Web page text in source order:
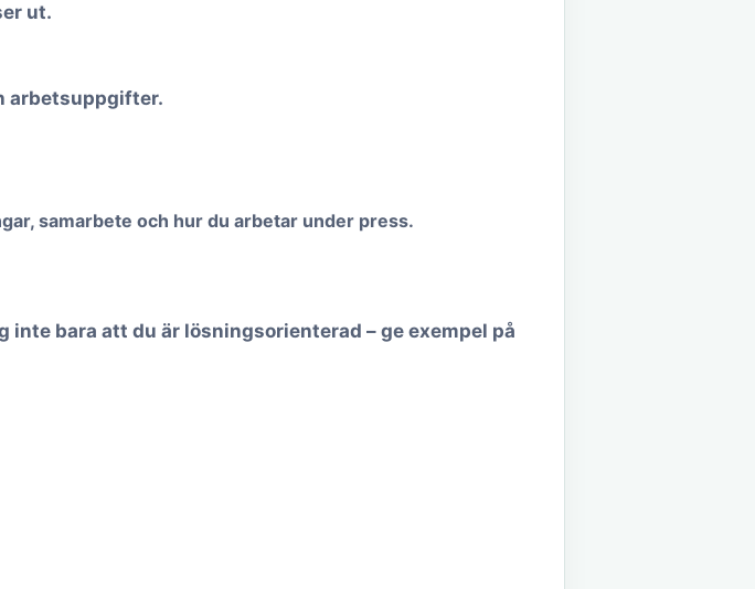
ut.
arbetsuppgifter.
samarbete och hur du arbetar under press.
bara att du är lösningsorienterad – ge exempel på